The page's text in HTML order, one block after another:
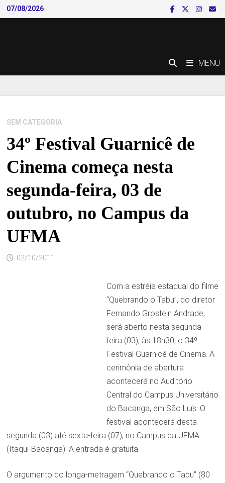
Skip
to
07/08/2026
MENU
SEM CATEGORIA
34º Festival Guarnicê de
Cinema começa nesta
segunda-feira, 03 de
outubro, no Campus da
UFMA
02/10/2011
Com a estréia estadual do filme
“Quebrando o Tabu”, do diretor
Fernando Grostein Andrade,
será aberto nesta segunda-
feira (03), às 18h30, o 34º
Festival Guarnicê de Cinema. A
cerimônia de abertura
acontecerá no Auditório
Central do Campus Universitário
do Bacanga, em São Luís. O
festival acontecerá desta
segunda (03) até sexta-feira (07), no Campus da UFMA
(Itaqui-Bacanga). A entrada é gratuita.
O argumento do longa-metragem “Quebrando o Tabu” (80